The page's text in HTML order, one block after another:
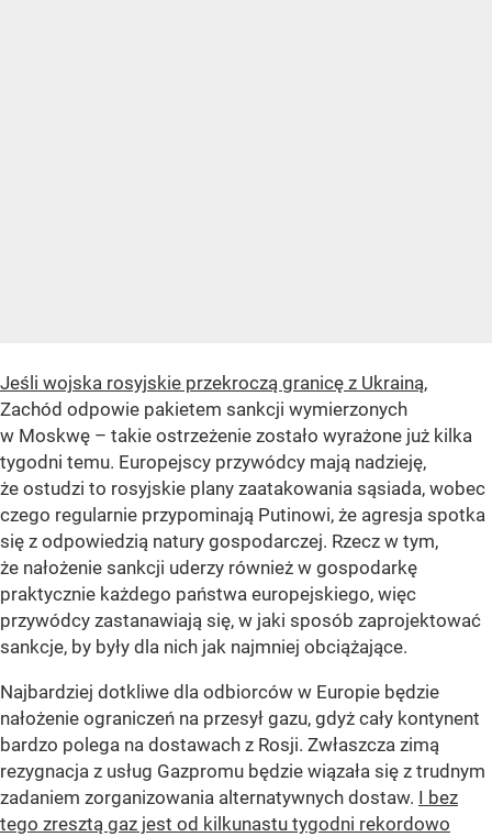
Jeśli wojska rosyjskie przekroczą granicę z Ukrainą,
Zachód odpowie pakietem sankcji wymierzonych
w Moskwę – takie ostrzeżenie zostało wyrażone już kilka
tygodni temu. Europejscy przywódcy mają nadzieję,
że ostudzi to rosyjskie plany zaatakowania sąsiada, wobec
czego regularnie przypominają Putinowi, że agresja spotka
się z odpowiedzią natury gospodarczej. Rzecz w tym,
że nałożenie sankcji uderzy również w gospodarkę
praktycznie każdego państwa europejskiego, więc
przywódcy zastanawiają się, w jaki sposób zaprojektować
sankcje, by były dla nich jak najmniej obciążające.
Najbardziej dotkliwe dla odbiorców w Europie będzie
nałożenie ograniczeń na przesył gazu, gdyż cały kontynent
bardzo polega na dostawach z Rosji. Zwłaszcza zimą
rezygnacja z usług Gazpromu będzie wiązała się z trudnym
zadaniem zorganizowania alternatywnych dostaw. I bez
tego zresztą gaz jest od kilkunastu tygodni rekordowo